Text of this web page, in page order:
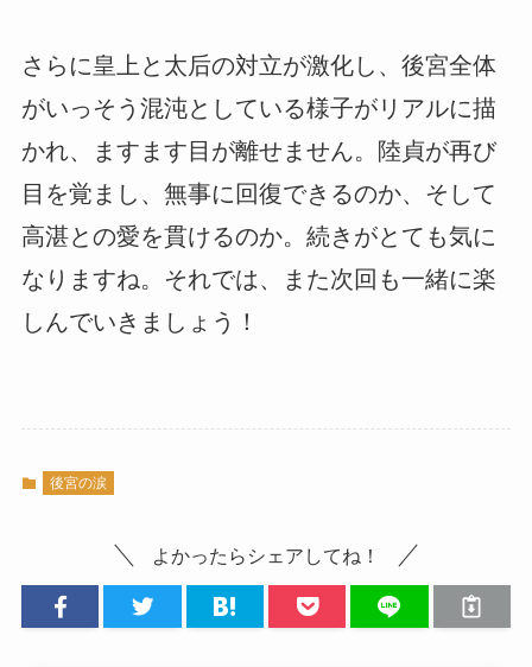
さらに皇上と太后の対立が激化し、後宮全体
がいっそう混沌としている様子がリアルに描
かれ、ますます目が離せません。陸貞が再び
目を覚まし、無事に回復できるのか、そして
高湛との愛を貫けるのか。続きがとても気に
なりますね。それでは、また次回も一緒に楽
しんでいきましょう！
後宮の涙
よかったらシェアしてね！